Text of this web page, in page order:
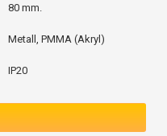
80 mm.
Metall, PMMA (Akryl)
IP20